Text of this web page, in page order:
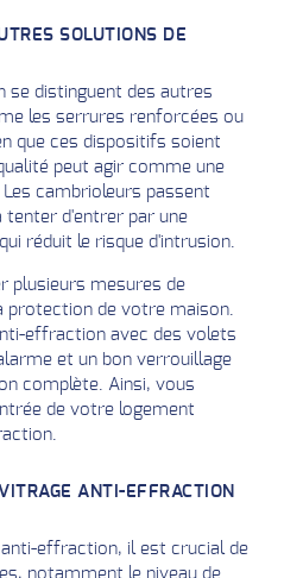
SOLUTIONS DE
se distinguent des autres
les serrures renforcées ou
que ces dispositifs soient
peut agir comme une
cambrioleurs passent
d'entrer par une
réduit le risque d'intrusion.
plusieurs mesures de
protection de votre maison.
effraction avec des volets
et un bon verrouillage
complète. Ainsi, vous
de votre logement
ANTI-EFFRACTION
effraction, il est crucial de
notamment le niveau de